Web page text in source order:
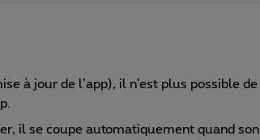
à jour de l’app), il n’est plus possible de
il se coupe automatiquement quand son